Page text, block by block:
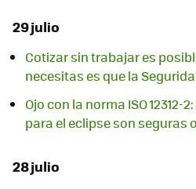
29 julio
Cotizar sin trabajar es
necesitas es que la
Ojo con la norma ISO
para el eclipse son seguras
28 julio